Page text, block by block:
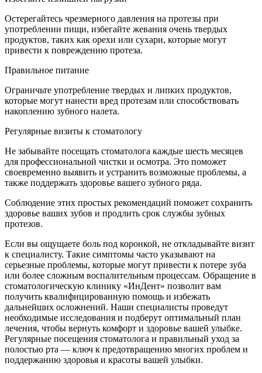
Остерегайтесь чрезмерного давления на протезы при
употреблении пищи, избегайте жевания очень твердых
продуктов, таких как орехи или сухари, которые могут
привести к повреждению протеза.
Правильное питание
Ограничьте употребление твердых и липких продуктов,
которые могут нанести вред протезам или способствовать
накоплению зубного налета.
Регулярные визиты к стоматологу
Не забывайте посещать стоматолога каждые шесть месяцев
для профессиональной чистки и осмотра. Это поможет
своевременно выявить и устранить возможные проблемы, а
также поддержать здоровье вашего зубного ряда.
Соблюдение этих простых рекомендаций поможет сохранить
здоровье ваших зубов и продлить срок службы зубных
протезов.
Если вы ощущаете боль под коронкой, не откладывайте визит
к специалисту. Такие симптомы часто указывают на
серьезные проблемы, которые могут привести к потере зуба
или более сложным воспалительным процессам. Обращение в
стоматологическую клинику «ИнДент» позволит вам
получить квалифицированную помощь и избежать
дальнейших осложнений. Наши специалисты проведут
необходимые исследования и подберут оптимальный план
лечения, чтобы вернуть комфорт и здоровье вашей улыбке.
Регулярные посещения стоматолога и правильный уход за
полостью рта — ключ к предотвращению многих проблем и
поддержанию здоровья и красоты вашей улыбки.